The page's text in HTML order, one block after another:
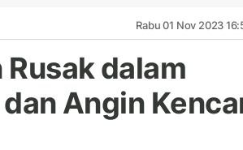
Rabu 01 Nov 2023
dalam
Angin